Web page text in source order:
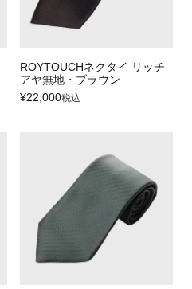
ROYTOUCHネクタイ リッチ
アヤ無地・ブラウン
¥22,000税込